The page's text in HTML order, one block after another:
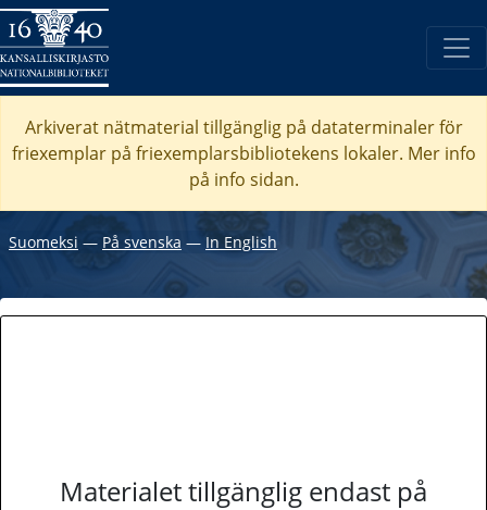
Arkiverat nätmaterial tillgänglig på dataterminaler för
friexemplar på friexemplarsbibliotekens lokaler. Mer info
på info sidan.
Suomeksi ― På svenska ― In English
Materialet tillgänglig endast på